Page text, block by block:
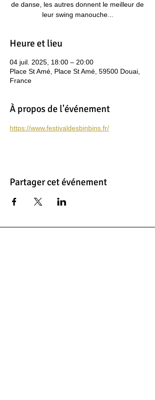
de danse, les autres donnent le meilleur de
leur swing manouche...
Heure et lieu
04 juil. 2025, 18:00 – 20:00
Place St Amé, Place St Amé, 59500 Douai,
France
À propos de l'événement
https://www.festivaldesbinbins.fr/
Partager cet événement